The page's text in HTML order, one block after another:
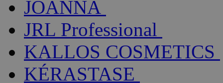
JOANNA
JRL Professional
KALLOS COSMETICS
KÉRASTASE